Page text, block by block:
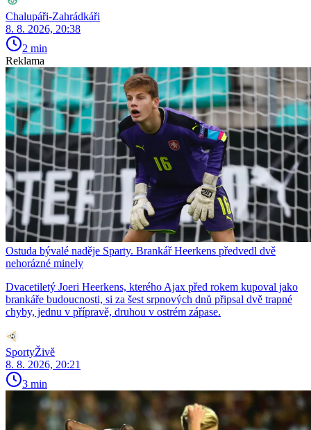
Chalupáři-Zahrádkáři
8. 8. 2026, 20:38
2 min
Reklama
Ostuda bývalé naděje Sparty. Brankář Heerkens předvedl dvě
nehorázné minely
Dvacetiletý Joeri Heerkens, kterého Ajax před rokem kupoval jako
brankáře budoucnosti, si za šest srpnových dnů připsal dvě trapné
chyby, jednu v přípravě, druhou v ostrém zápase.
SportyŽivě
8. 8. 2026, 20:21
3 min